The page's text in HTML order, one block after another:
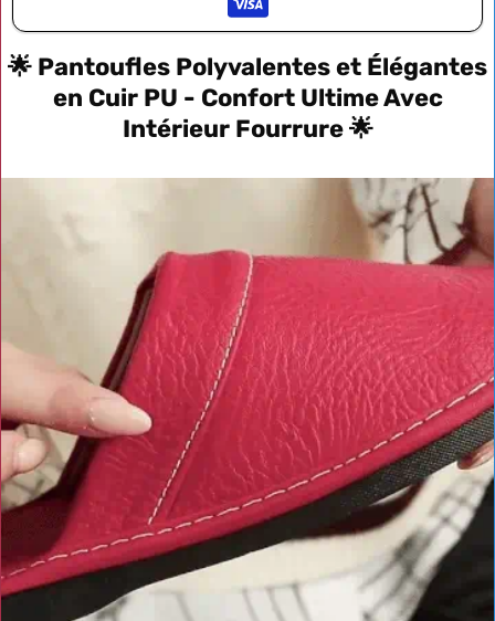
🌟 Pantoufles Polyvalentes et Élégantes
en Cuir PU - Confort Ultime Avec
Intérieur Fourrure 🌟